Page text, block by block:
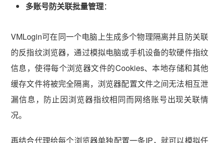
多账号防关联批量管理：
VMLogin可在同一个电脑上生成多个物理隔离并且防关联
的反指纹浏览器，通过模拟电脑或手机设备的软硬件指纹
信息，使得每个浏览器文件的Cookies、本地存储和其他
缓存文件将被完全隔离，浏览器配置文件之间无法相互泄
漏信息，防止因浏览器指纹相同而网络账号出现关联情
况。
再结合代理给每个浏览器单独配置一条IP，就可以模拟任